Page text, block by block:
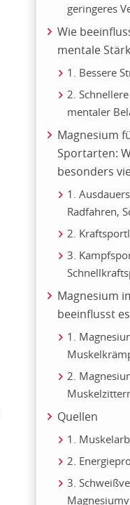
geringeres
Wie
mentale
1. Bessere
2.
mentaler
Magnesium
Sportarten:
besonders
1.
Radfahren,
2.
3.
Magnesium
beeinflusst
1.
2.
Quellen
1.
2.
3.